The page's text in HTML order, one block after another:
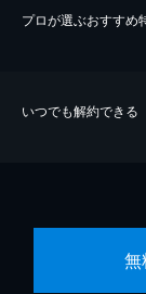
プロが選ぶおすすめ
いつでも解約できる